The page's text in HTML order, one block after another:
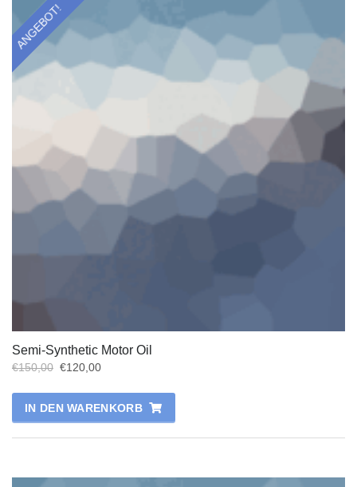
ANGEBOT!
Semi-Synthetic Motor Oil
€150,00 €120,00
IN DEN WARENKORB